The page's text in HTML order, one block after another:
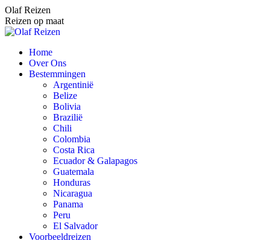
Spring
naar
content
Olaf Reizen
Reizen op maat
Home
Over Ons
Bestemmingen
Argentinië
Belize
Bolivia
Brazilië
Chili
Colombia
Costa Rica
Ecuador & Galapagos
Guatemala
Honduras
Nicaragua
Panama
Peru
El Salvador
Voorbeeldreizen